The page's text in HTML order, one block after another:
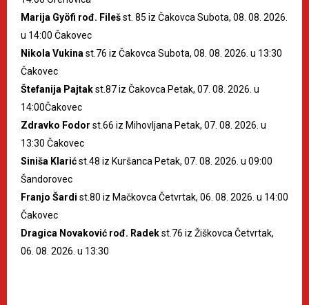
Marija Gyöfi rođ. Filešst. 85 iz Čakovca Subota, 08. 08. 2026.
u 14:00 Čakovec
Nikola Vukina st.76 iz Čakovca Subota, 08. 08. 2026. u 13:30
Čakovec
Štefanija Pajtakst.87 iz Čakovca Petak, 07. 08. 2026. u
14:00Čakovec
Zdravko Fodor st.66 iz Mihovljana Petak, 07. 08. 2026. u
13:30 Čakovec
Siniša Klarićst.48 iz Kuršanca Petak, 07. 08. 2026. u 09:00
Šandorovec
Franjo Šardi st.80 iz Mačkovca Četvrtak, 06. 08. 2026. u 14:00
Čakovec
Dragica Novaković rođ. Radekst.76 iz Žiškovca Četvrtak,
06. 08. 2026. u 13:30